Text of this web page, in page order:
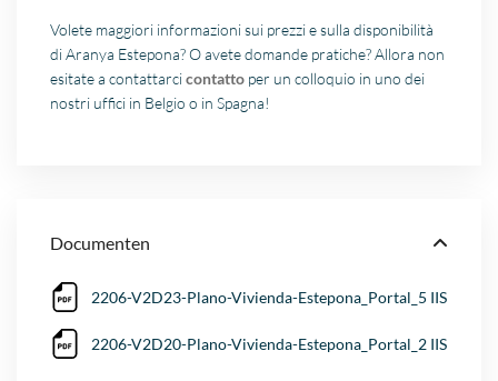
Volete maggiori informazioni sui prezzi e sulla disponibilità
di Aranya Estepona? O avete domande pratiche? Allora non
esitate a contattarcicontatto per un colloquio in uno dei
nostri uffici in Belgio o in Spagna!
Documenten
2206-V2D23-Plano-Vivienda-Estepona_Portal_5 IIS
2206-V2D20-Plano-Vivienda-Estepona_Portal_2 IIS